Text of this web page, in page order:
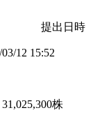
） 提出日時
12 15:52
株